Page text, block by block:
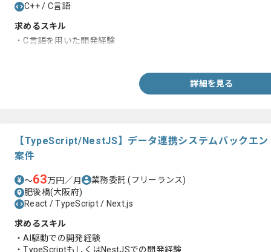
C++ / C言語
求めるスキル
・C言語を用いた開発経験
詳細を見る
【TypeScript/NestJS】データ連携システムバックエ
案件
〜63万円／月 業務委託(フリーランス)
肥後橋(大阪府)
React / TypeScript / Next.js
求めるスキル
・AI駆動での開発経験
・TypeScriptもしくはNestJSでの開発経験